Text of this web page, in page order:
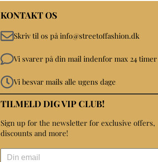
KONTAKT OS
Skriv til os på info@streetoffashion.dk
Vi svarer på din mail indenfor max 24 timer
Vi besvar mails alle ugens dage
TILMELD DIG VIP CLUB!
Sign up for the newsletter for exclusive offers,
discounts and more!